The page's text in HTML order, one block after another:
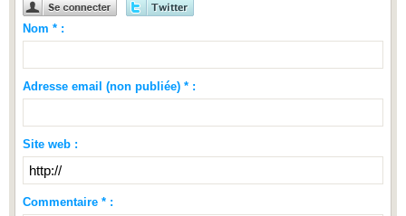
Nom * :
Adresse email (non publiée) * :
Site web :
Commentaire * :